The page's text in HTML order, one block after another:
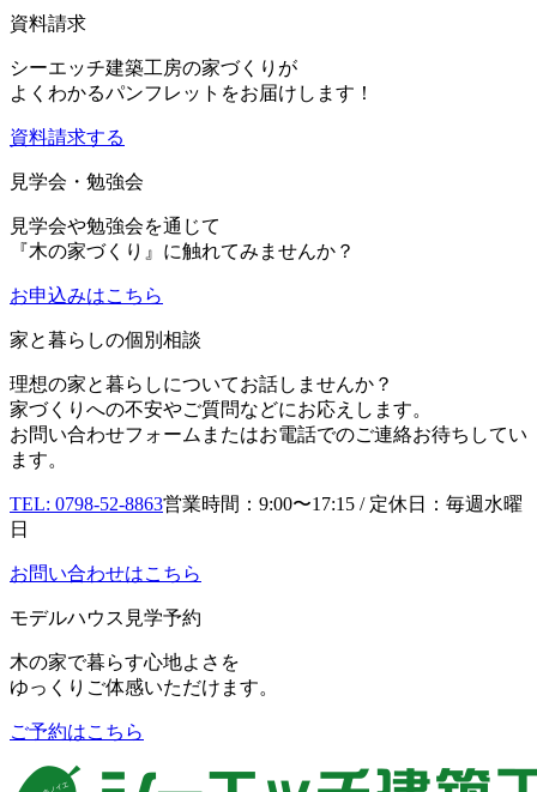
資料請求
シーエッチ建築工房の家づくりが
よくわかるパンフレットをお届けします！
資料請求する
見学会・勉強会
見学会や勉強会を通じて
『木の家づくり』に触れてみませんか？
お申込みはこちら
家と暮らしの個別相談
理想の家と暮らしについてお話しませんか？
家づくりへの不安やご質問などにお応えします。
お問い合わせフォームまたはお電話でのご連絡お待ちしてい
ます。
TEL: 0798-52-8863営業時間：9:00〜17:15 / 定休日：毎週水曜
日
お問い合わせはこちら
モデルハウス見学予約
木の家で暮らす心地よさを
ゆっくりご体感いただけます。
ご予約はこちら